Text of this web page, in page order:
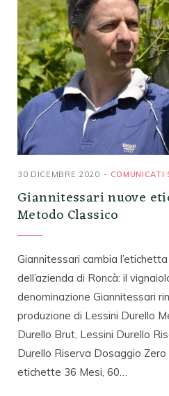
30 DICEMBRE 2020 COMUNICATI
Giannitessari nuove
Metodo Classico
Giannitessari cambia
dell’azienda di Roncà: il
denominazione Giannitessari
produzione di Lessini Durello
Durello Brut, Lessini Durello
Durello Riserva Dosaggio
etichette 36 Mesi, 60…